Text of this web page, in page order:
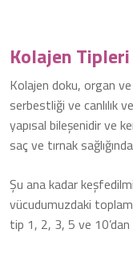
Kolajen
Kolajen doku, organ
serbestliği ve canlılık
yapısal bileşenidir ve
saç ve tırnak
Şu ana kadar
vücudumuzdaki
tip 1, 2, 3, 5 ve 10’dan